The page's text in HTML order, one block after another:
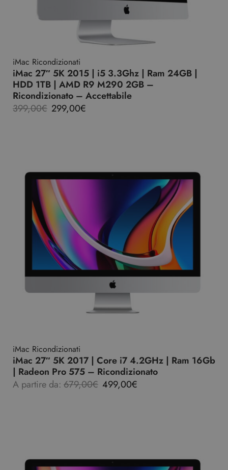
iMac Ricondizionati
iMac 27″ 5K 2015 | i5 3.3Ghz | Ram 24GB |
HDD 1TB | AMD R9 M290 2GB –
Ricondizionato – Accettabile
399,00€ 299,00€
iMac Ricondizionati
iMac 27″ 5K 2017 | Core i7 4.2GHz | Ram 16Gb
| Radeon Pro 575 – Ricondizionato
A partire da: 679,00€ 499,00€